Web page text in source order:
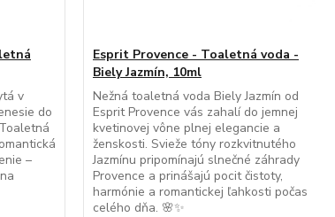
v
do
–
Esprit Provence - Toaletná voda -
Biely Jazmín, 10ml
Nežná toaletná voda Biely Jazmín od
Esprit Provence vás zahalí do jemnej
kvetinovej vône plnej elegancie a
ženskosti. Svieže tóny rozkvitnutého
Jazmínu pripomínajú slnečné záhrady
Provence a prinášajú pocit čistoty,
harmónie a romantickej ľahkosti počas
celého dňa. 🌸✨